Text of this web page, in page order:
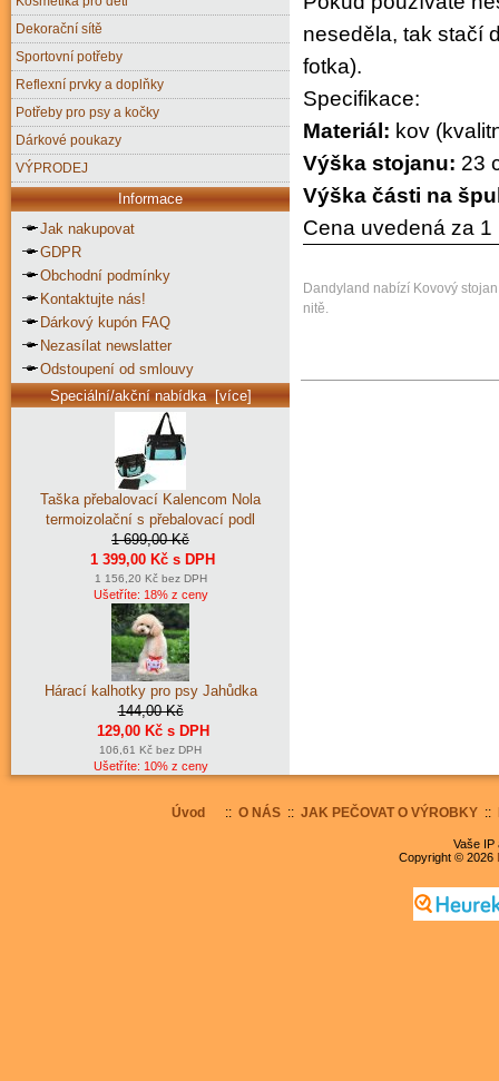
neseděla, tak stačí
fotka).
Specifikace:
Materiál: kov
Výška stojanu: 23
Výška části na
Cena uvedená za 1
Dandyland nabízí Kovový
nitě.
Dekorační sítě
Sportovní potřeby
Reflexní prvky a doplňky
Potřeby pro psy a kočky
Dárkové poukazy
VÝPRODEJ
Informace
Jak nakupovat
GDPR
Obchodní podmínky
Kontaktujte nás!
Dárkový kupón FAQ
Nezasílat newslatter
Odstoupení od smlouvy
Speciální/akční nabídka [více]
Taška přebalovací Kalencom Nola
termoizolační s přebalovací podl
1 699,00 Kč
1 399,00 Kč s DPH
1 156,20 Kč bez DPH
Ušetříte: 18% z ceny
Hárací kalhotky pro psy Jahůdka
144,00 Kč
129,00 Kč s DPH
106,61 Kč bez DPH
Ušetříte: 10% z ceny
Úvod :: O NÁS:: JAK PEČOVAT O VÝROBKY::
Vaše IP
Copyright © 2026